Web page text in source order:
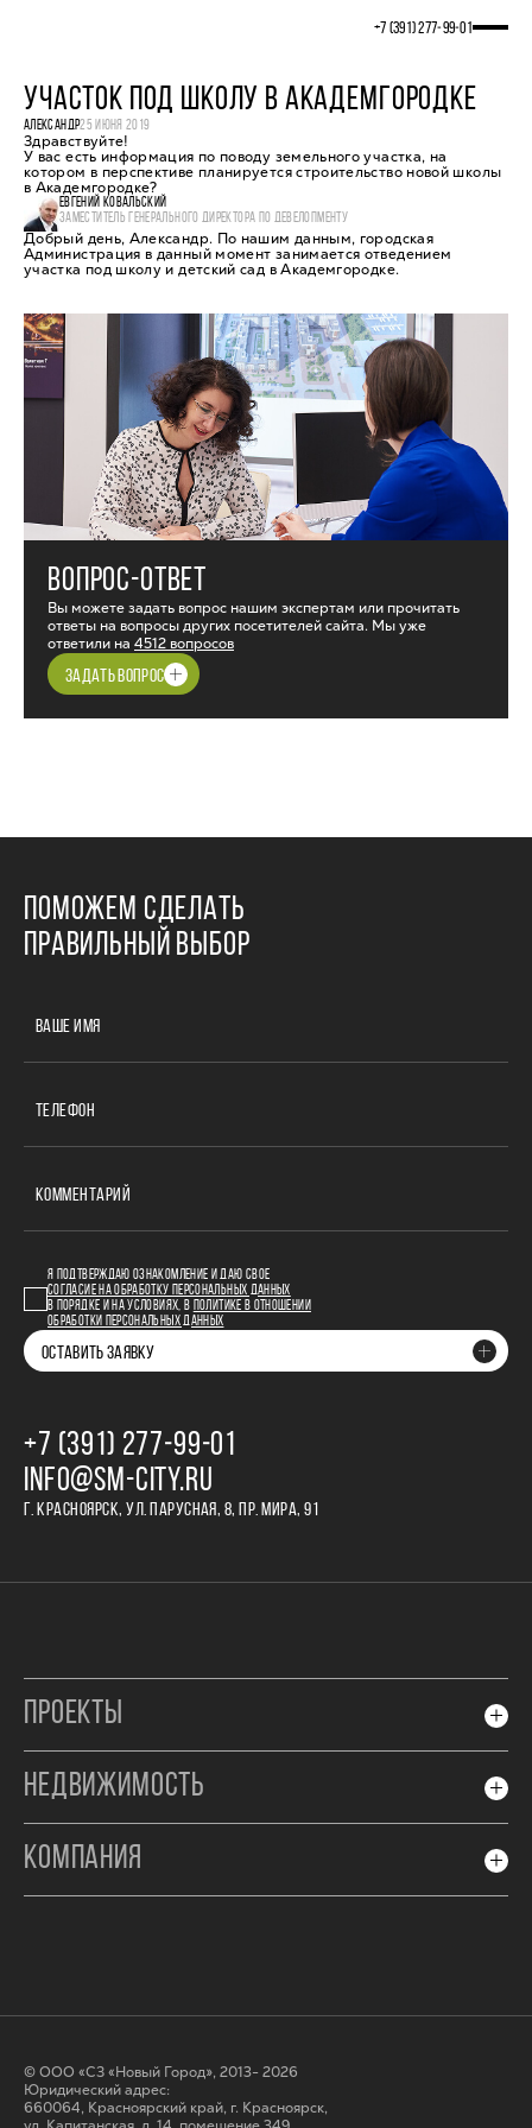
+7 (391) 277‒99‒01
УЧАСТОК ПОД ШКОЛУ В АКАДЕМГОРОДКЕ
АЛЕКСАНДР25 ИЮНЯ 2019
Здравствуйте!
У вас есть информация по поводу земельного участка, на
котором в перспективе планируется строительство новой школы
в Академгородке?
ЕВГЕНИЙ КОВАЛЬСКИЙ
ЗАМЕСТИТЕЛЬ ГЕНЕРАЛЬНОГО ДИРЕКТОРА ПО ДЕВЕЛОПМЕНТУ
Добрый день, Александр. По нашим данным, городская
Администрация в данный момент занимается отведением
участка под школу и детский сад в Академгородке.
ВОПРОС-ОТВЕТ
Вы можете задать вопрос нашим экспертам или прочитать
ответы на вопросы других посетителей сайта. Мы уже
ответили на 4512 вопросов
ЗАДАТЬ ВОПРОС
ПОМОЖЕМ СДЕЛАТЬ
ПРАВИЛЬНЫЙ ВЫБОР
ВАШЕ ИМЯ
ТЕЛЕФОН
КОММЕНТАРИЙ
Я ПОДТВЕРЖДАЮ ОЗНАКОМЛЕНИЕ И ДАЮ СВОЕ
СОГЛАСИЕ НА ОБРАБОТКУ ПЕРСОНАЛЬНЫХ ДАННЫХ
В ПОРЯДКЕ И НА УСЛОВИЯХ, В
ПОЛИТИКЕ В ОТНОШЕНИИ
ОБРАБОТКИ ПЕРСОНАЛЬНЫХ ДАННЫХ
ОСТАВИТЬ ЗАЯВКУ
+7 (391) 277‒99‒01
INFO@SM-CITY.RU
Г. КРАСНОЯРСК, УЛ. ПАРУСНАЯ, 8, ПР. МИРА, 91
ПРОЕКТЫ
НЕДВИЖИМОСТЬ
КОМПАНИЯ
© ООО «СЗ «Новый Город», 2013- 2026
Юридический адрес:
660064, Красноярский край, г. Красноярск,